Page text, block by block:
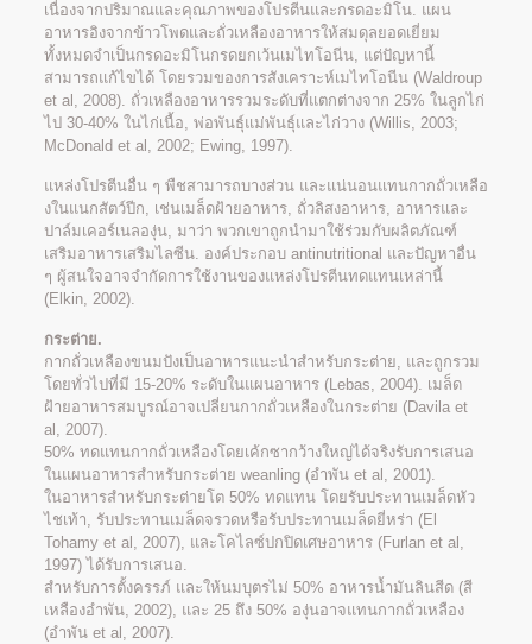
เนื่องจากปริมาณและคุณภาพของโปรตีนและกรดอะมิโน. แผน
อาหารอิงจากข้าวโพดและถั่วเหลืองอาหารให้สมดุลยอดเยี่ยม
ทั้งหมดจำเป็นกรดอะมิโนกรดยกเว้นเมไทโอนีน, แต่ปัญหานี้
สามารถแก้ไขได้ โดยรวมของการสังเคราะห์เมไทโอนีน (Waldroup
et al, 2008). ถั่วเหลืองอาหารรวมระดับที่แตกต่างจาก 25% ในลูกไก่
ไป 30-40% ในไก่เนื้อ, พ่อพันธุ์แม่พันธุ์และไก่วาง (Willis, 2003;
McDonald et al, 2002; Ewing, 1997).
แหล่งโปรตีนอื่น ๆ พืชสามารถบางส่วน และแน่นอนแทนกากถั่วเหลือ
งในแนกสัตว์ปีก, เช่นเมล็ดฝ้ายอาหาร, ถั่วลิสงอาหาร, อาหารและ
ปาล์มเคอร์เนลองุ่น, มาว่า พวกเขาถูกนำมาใช้ร่วมกับผลิตภัณฑ์
เสริมอาหารเสริมไลซีน. องค์ประกอบ antinutritional และปัญหาอื่น
ๆ ผู้สนใจอาจจำกัดการใช้งานของแหล่งโปรตีนทดแทนเหล่านี้
(Elkin, 2002).
กระต่าย.
กากถั่วเหลืองขนมปังเป็นอาหารแนะนำสำหรับกระต่าย, และถูกรวม
โดยทั่วไปที่มี 15-20% ระดับในแผนอาหาร (Lebas, 2004). เมล็ด
ฝ้ายอาหารสมบูรณ์อาจเปลี่ยนกากถั่วเหลืองในกระต่าย (Davila et
al, 2007).
50% ทดแทนกากถั่วเหลืองโดยเค้กซากว้างใหญ่ได้จริงรับการเสนอ
ในแผนอาหารสำหรับกระต่าย weanling (อำพัน et al, 2001).
ในอาหารสำหรับกระต่ายโต 50% ทดแทน โดยรับประทานเมล็ดหัว
ไชเท้า, รับประทานเมล็ดจรวดหรือรับประทานเมล็ดยี่หร่า (El
Tohamy et al, 2007), และโคไลซ์ปกปิดเศษอาหาร (Furlan et al,
1997) ได้รับการเสนอ.
สำหรับการตั้งครรภ์ และให้นมบุตรไม่ 50% อาหารน้ำมันลินสีด (สี
เหลืองอำพัน, 2002), และ 25 ถึง 50% องุ่นอาจแทนกากถั่วเหลือง
(อำพัน et al, 2007).